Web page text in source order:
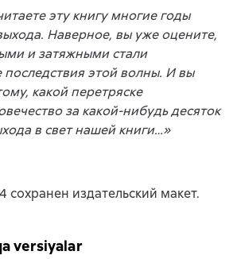
эту книгу многие годы
Наверное, вы уже оцените,
и затяжными стали
последствия этой волны. И вы
какой перетряске
за какой-нибудь десяток
в свет нашей книги…»
сохранен издательский макет.
versiyalar